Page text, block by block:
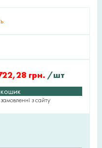
грн. /шт
з сайту